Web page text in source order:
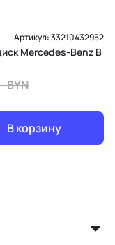
Артикул:33210432952
Mercedes-Benz B
BYN
В корзину